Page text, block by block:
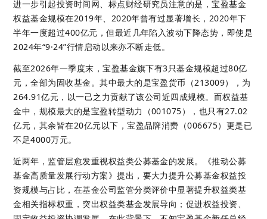
进一步引起投资时间网、标点财经研究员注意的是，宝盈基金
权益基金规模在2019年、2020年曾有过显著增长，2020年下
半年一度超过400亿元，但最近几年陷入波动下降态势，即使是
2024年“9·24”行情启动以来亦不断走低。
截至2026年一季度末，宝盈基金旗下有3只基金规模超过80亿
元，全部为固收基金。其中最大的是宝盈货币（213009），为
264.91亿元，以一己之力贡献了该公司近四成规模。而权益基
金中，规模最大的是宝盈转型动力（001075），也只有27.02
亿元，其余皆在20亿元以下，宝盈品牌消费（006675）更是已
不足4000万元。
近两年，监管层愈发重视权益类公募基金的发展。《推动公募
基金高质量发展行动方案》提出，要大力提升公募基金权益投
资规模与占比，在基金公司监管分类评价中显著提升权益类基
金相关指标权重，突出权益类基金发展导向；促进权益投资、